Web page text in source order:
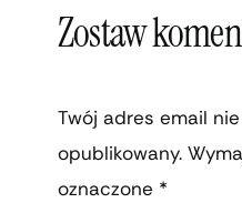
Zostaw
Twój adres email
opublikowany.
oznaczone *